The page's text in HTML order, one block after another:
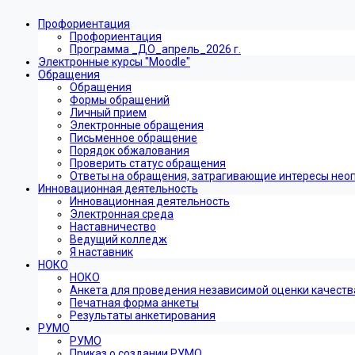
Профориентация
Профориентация
Программа _ДО_апрель_2026 г.
Электронные курсы "Moodle"
Обращения
Обращения
Формы обращений
Личный прием
Электронные обращения
Письменное обращение
Порядок обжалования
Проверить статус обращения
Ответы на обращения, затрагивающие интересы
Инновационная деятельность
Инновационная деятельность
Электронная среда
Наставничество
Ведущий колледж
Я наставник
НОКО
НОКО
Анкета для проведения независимой оценки
Печатная форма анкеты
Результаты анкетирования
РУМО
РУМО